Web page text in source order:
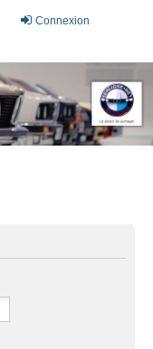
Connexion